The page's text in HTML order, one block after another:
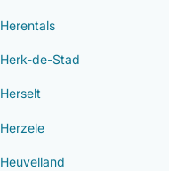
Herentals
Herk-de-Stad
Herselt
Herzele
Heuvelland